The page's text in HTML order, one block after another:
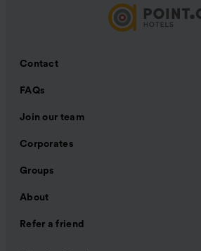
Contact
FAQs
Join our team
Corporates
Groups
About
Refer a friend